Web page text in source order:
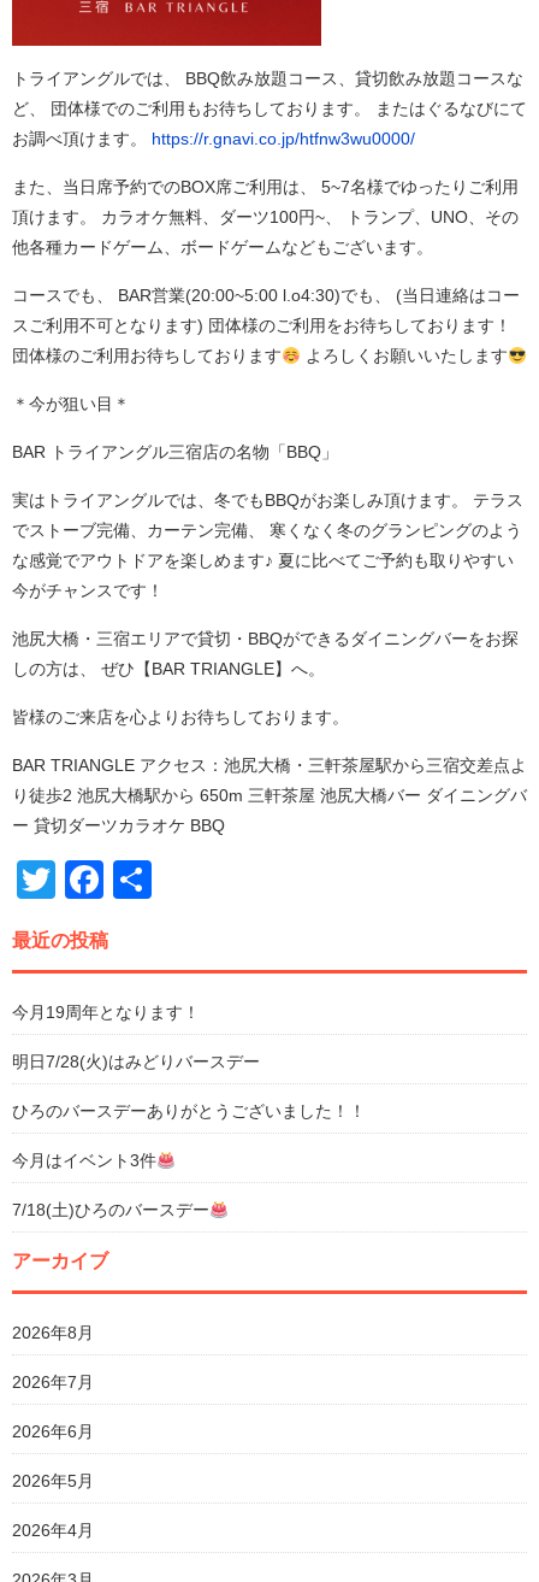
トライアングルでは、 BBQ飲み放題コース、貸切飲み放題コースな
ど、 団体様でのご利用もお待ちしております。 またはぐるなびにて
お調べ頂けます。 https://r.gnavi.co.jp/htfnw3wu0000/
また、当日席予約でのBOX席ご利用は、 5~7名様でゆったりご利用
頂けます。 カラオケ無料、ダーツ100円~、 トランプ、UNO、その
他各種カードゲーム、ボードゲームなどもございます。
コースでも、 BAR営業(20:00~5:00 l.o4:30)でも、 (当日連絡はコー
スご利用不可となります) 団体様のご利用をお待ちしております！
団体様のご利用お待ちしております
よろしくお願いいたします
＊今が狙い目＊
BAR トライアングル三宿店の名物「BBQ」
実はトライアングルでは、冬でもBBQがお楽しみ頂けます。 テラス
でストーブ完備、カーテン完備、 寒くなく冬のグランピングのよう
な感覚でアウトドアを楽しめます♪ 夏に比べてご予約も取りやすい
今がチャンスです！
池尻大橋・三宿エリアで貸切・BBQができるダイニングバーをお探
しの方は、 ぜひ【BAR TRIANGLE】へ。
皆様のご来店を心よりお待ちしております。
BAR TRIANGLE アクセス：池尻大橋・三軒茶屋駅から三宿交差点よ
り徒歩2 池尻大橋駅から 650m 三軒茶屋 池尻大橋バー ダイニングバ
ー 貸切ダーツカラオケ BBQ
TwitterFacebook
最近の投稿
今月19周年となります！
明日7/28(火)はみどりバースデー
ひろのバースデーありがとうございました！！
今月はイベント3件
7/18(土)ひろのバースデー
アーカイブ
2026年8月
2026年7月
2026年6月
2026年5月
2026年4月